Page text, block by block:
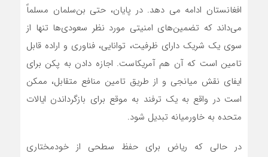
افغانستان ادامه می دهد. در پایان، حتی بن‌سلمان مسلماً
می‌داند که تضمین‌های امنیتی مورد نظر سعودی‌ها تنها از
سوی یک شریک دارای ظرفیت، توانایی، فناوری و اراده قابل
تامین است که آن هم آمریکاست. اجازه دادن به پکن برای
ایفای نقش میانجی و از طریق تامین منافع متقابل، ممکن
است در واقع به یک ترفند به موقع برای بازگرداندن ایالات
متحده به خاورمیانه تبدیل شود.
در حالی که ریاض برای حفظ سطحی از خودمختاری